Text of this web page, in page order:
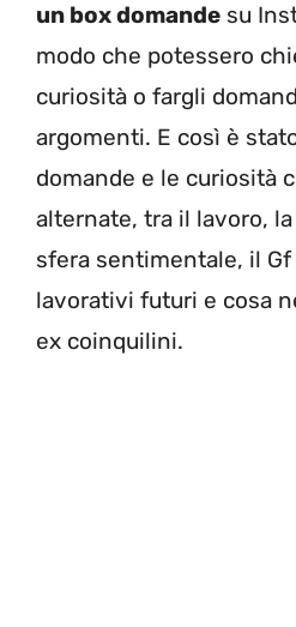
un box domande su
modo che potessero
curiosità o fargli
argomenti. E così è
domande e le curiosità
alternate, tra il lavoro,
sfera sentimentale, il
lavorativi futuri e cosa
ex coinquilini.